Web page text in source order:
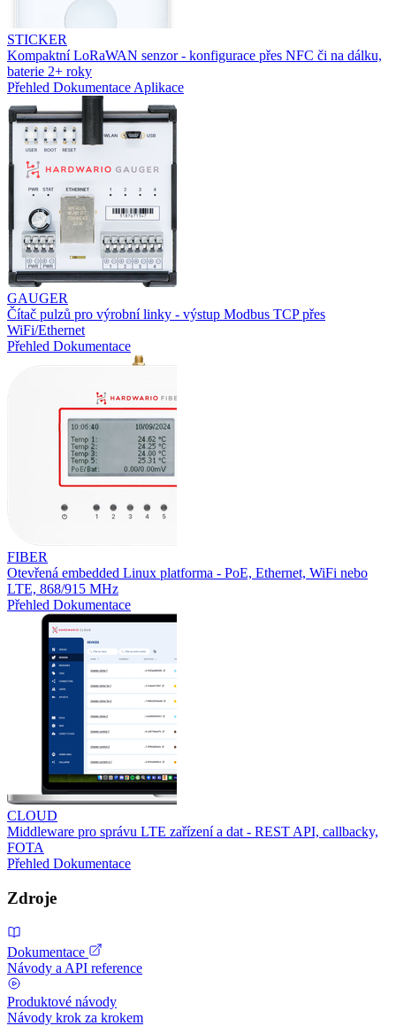
STICKER
Kompaktní LoRaWAN senzor - konfigurace přes NFC či na dálku,
baterie 2+ roky
Přehled Dokumentace Aplikace
GAUGER
Čítač pulzů pro výrobní linky - výstup Modbus TCP přes
WiFi/Ethernet
Přehled Dokumentace
FIBER
Otevřená embedded Linux platforma - PoE, Ethernet, WiFi nebo
LTE, 868/915 MHz
Přehled Dokumentace
CLOUD
Middleware pro správu LTE zařízení a dat - REST API, callbacky,
FOTA
Přehled Dokumentace
Zdroje
Dokumentace
Návody a API reference
Produktové návody
Návody krok za krokem